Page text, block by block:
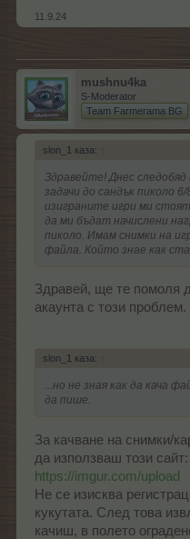
11.9.24
mushnu4ka
S-Moderator
Team Farmerama BG
slon_1 каза: ↑
Здравейте! Днес следобяд
задачи до сандък пиколо
изиграните игри ми
да ми бъдат начислени
пиколо. Имам снимки на
файла. Който знае как
Здравей, ще те помоля
акаунта с този проблем.
slon_1 каза: ↑
...но не зная как да кача
да пише.
За качване на снимки/
да използваш този сайт:
https://imgur.com/upload
Не се изисква
кукутата. След това
качиш, в полето